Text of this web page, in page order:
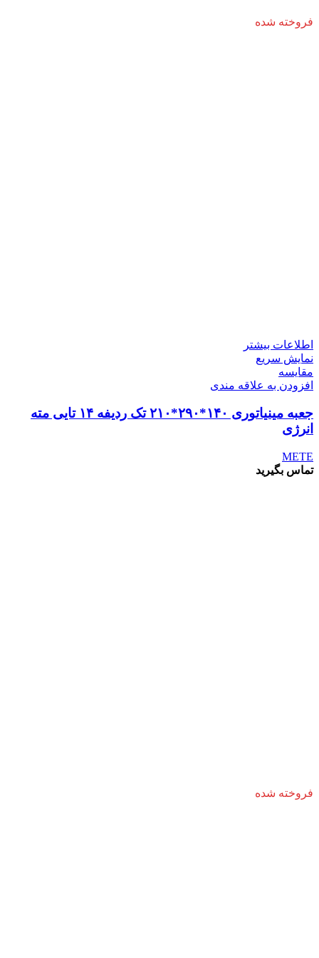
فروخته شده
اطلاعات بیشتر
نمایش سریع
مقايسه
افزودن به علاقه مندی
جعبه مینیاتوری ۱۴۰*۲۹۰*۲۱۰ تک ردیفه ۱۴ تایی مته
انرژی
METE
تماس بگیرید
فروخته شده